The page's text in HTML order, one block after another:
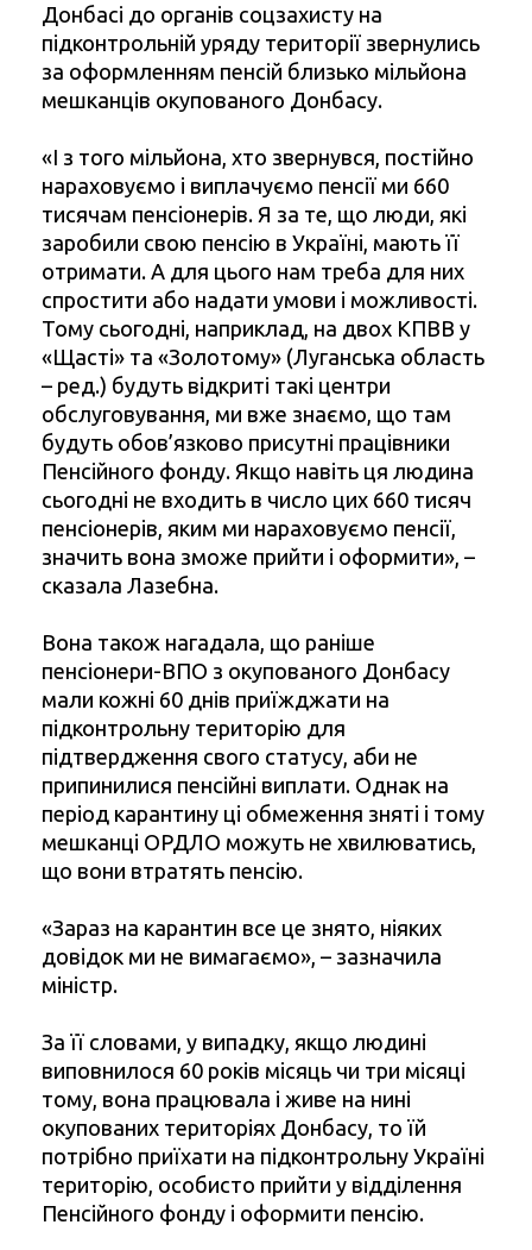
Донбасі до органів соцзахисту на
підконтрольній уряду території звернулись
за оформленням пенсій близько мільйона
мешканців окупованого Донбасу.
«І з того мільйона, хто звернувся, постійно
нараховуємо і виплачуємо пенсії ми 660
тисячам пенсіонерів. Я за те, що люди, які
заробили свою пенсію в Україні, мають її
отримати. А для цього нам треба для них
спростити або надати умови і можливості.
Тому сьогодні, наприклад, на двох КПВВ у
«Щасті» та «Золотому» (Луганська область
– ред.) будуть відкриті такі центри
обслуговування, ми вже знаємо, що там
будуть обов’язково присутні працівники
Пенсійного фонду. Якщо навіть ця людина
сьогодні не входить в число цих 660 тисяч
пенсіонерів, яким ми нараховуємо пенсії,
значить вона зможе прийти і оформити», –
сказала Лазебна.
Вона також нагадала, що раніше
пенсіонери-ВПО з окупованого Донбасу
мали кожні 60 днів приїжджати на
підконтрольну територію для
підтвердження свого статусу, аби не
припинилися пенсійні виплати. Однак на
період карантину ці обмеження зняті і тому
мешканці ОРДЛО можуть не хвилюватись,
що вони втратять пенсію.
«Зараз на карантин все це знято, ніяких
довідок ми не вимагаємо», – зазначила
міністр.
За її словами, у випадку, якщо людині
виповнилося 60 років місяць чи три місяці
тому, вона працювала і живе на нині
окупованих територіях Донбасу, то їй
потрібно приїхати на підконтрольну Україні
територію, особисто прийти у відділення
Пенсійного фонду і оформити пенсію.